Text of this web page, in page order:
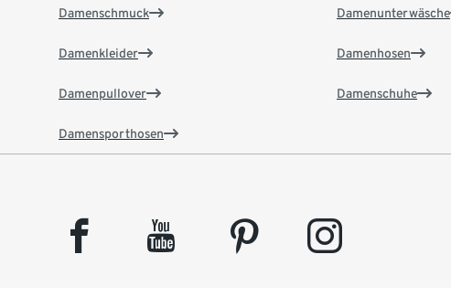
Damenschmuck
Damenkleider
Damenpullover
Damensporthosen
Damenunterwäsche
Damenhosen
Damenschuhe
facebook youtube pinterest instagram